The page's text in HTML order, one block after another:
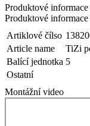
Produktové informace
Produktové informace
Artiklové čílso
Article name
TiZi
Balící jednotka 5
Ostatní
Montážní video